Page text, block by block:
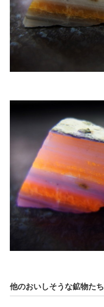
他のおいしそうな鉱物たち